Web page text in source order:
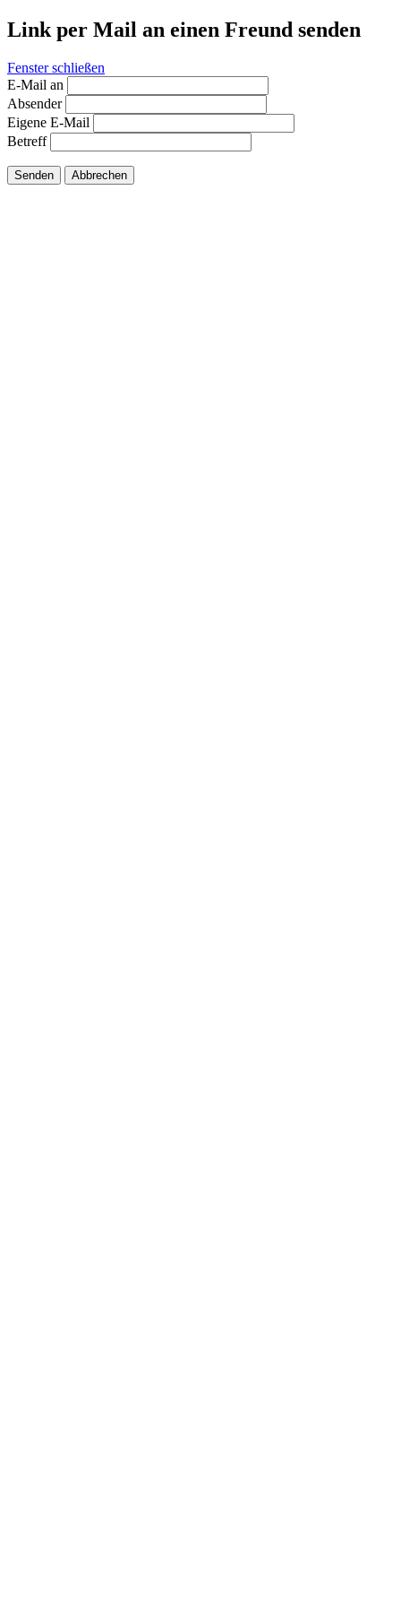
Link per Mail an einen Freund senden
Fenster schließen
E-Mail an
Absender
Eigene E-Mail
Betreff
Senden Abbrechen